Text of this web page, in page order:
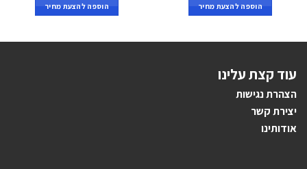
הוספה להצעת מחיר הוספה להצעת מחיר
עוד קצת עלינו
הצהרת נגישות
יצירת קשר
אודותינו